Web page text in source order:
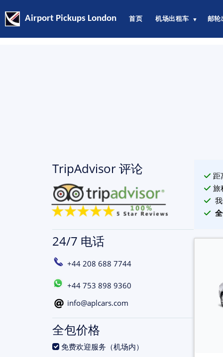
Airport Pickups London 首页 机场出租车 ▼ 邮轮
TripAdvisor 评论
24/7 电话
+44 208 688 7744
+44 753 898 9360
info@aplcars.com
全包价格
免费欢迎服务（机场内）
距
旅